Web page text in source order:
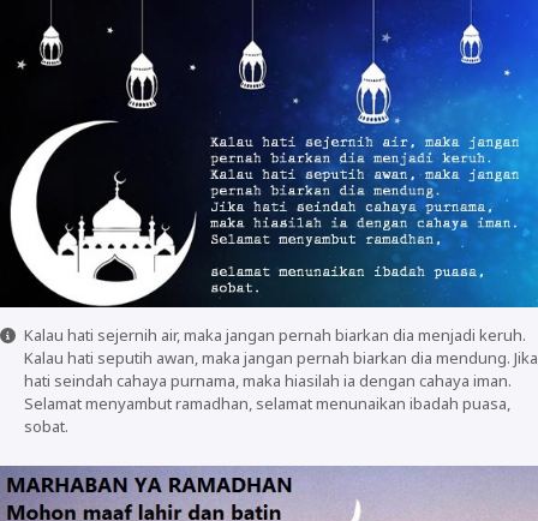
Kalau hati sejernih air, maka jangan pernah biarkan dia menjadi keruh.
Kalau hati seputih awan, maka jangan pernah biarkan dia mendung. Jika
hati seindah cahaya purnama, maka hiasilah ia dengan cahaya iman.
Selamat menyambut ramadhan, selamat menunaikan ibadah puasa,
sobat.